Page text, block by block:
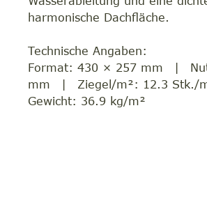
harmonische Dachfläche.
Technische Angaben:
Format: 430 × 257 mm |
mm | Ziegel/m²: 12.3
Gewicht: 36.9 kg/m²